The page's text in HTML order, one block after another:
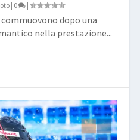
| 0 |
dopo una
nella prestazione...